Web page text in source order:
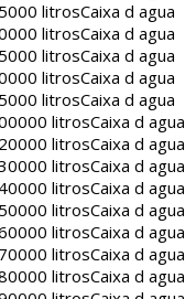
litrosCaixa d agua
litrosCaixa d agua
litrosCaixa d agua
litrosCaixa d agua
litrosCaixa d agua
litrosCaixa d agua
litrosCaixa d agua
litrosCaixa d agua
litrosCaixa d agua
litrosCaixa d agua
litrosCaixa d agua
litrosCaixa d agua
litrosCaixa d agua